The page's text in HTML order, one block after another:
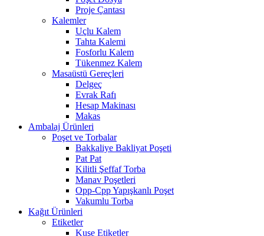
Proje Çantası
Kalemler
Uçlu Kalem
Tahta Kalemi
Fosforlu Kalem
Tükenmez Kalem
Masaüstü Gereçleri
Delgeç
Evrak Rafı
Hesap Makinası
Makas
Ambalaj Ürünleri
Poşet ve Torbalar
Bakkaliye Bakliyat Poşeti
Pat Pat
Kilitli Şeffaf Torba
Manav Poşetleri
Opp-Cpp Yapışkanlı Poşet
Vakumlu Torba
Kağıt Ürünleri
Etiketler
Kuşe Etiketler